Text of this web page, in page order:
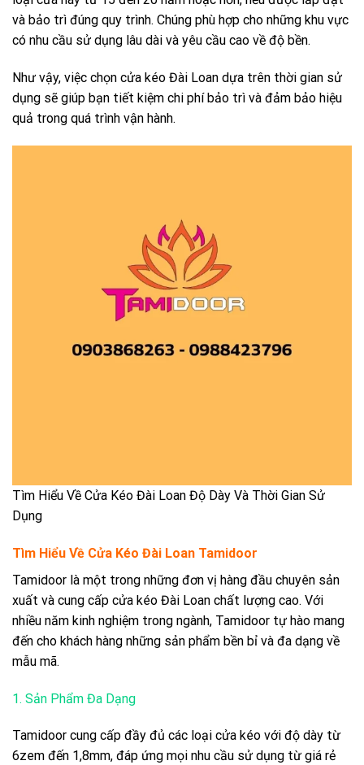
và bảo trì đúng quy trình. Chúng phù hợp cho những khu vực
có nhu cầu sử dụng lâu dài và yêu cầu cao về độ bền.
Như vậy, việc chọn cửa kéo Đài Loan dựa trên thời gian sử
dụng sẽ giúp bạn tiết kiệm chi phí bảo trì và đảm bảo hiệu
quả trong quá trình vận hành.
Tìm Hiểu Về Cửa Kéo Đài Loan Độ Dày Và Thời Gian Sử
Dụng
Tìm Hiểu Về Cửa Kéo Đài Loan Tamidoor
Tamidoor là một trong những đơn vị hàng đầu chuyên sản
xuất và cung cấp cửa kéo Đài Loan chất lượng cao. Với
nhiều năm kinh nghiệm trong ngành, Tamidoor tự hào mang
đến cho khách hàng những sản phẩm bền bỉ và đa dạng về
mẫu mã.
1. Sản Phẩm Đa Dạng
Tamidoor cung cấp đầy đủ các loại cửa kéo với độ dày từ
6zem đến 1,8mm, đáp ứng mọi nhu cầu sử dụng từ giá rẻ